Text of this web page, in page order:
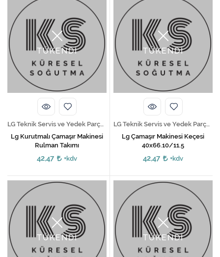
TÜKENDİ
LG Teknik Servis ve Yedek Parça Hizmetleri
Lg Kurutmalı Çamaşır Makinesi
Rulman Takımı
42,47 +kdv
TÜKENDİ
LG Teknik Servis ve Yedek Parça Hizmetleri
Lg Çamaşır Makinesi Keçesi
40x66.10/11.5
42,47 +kdv
TÜKENDİ TÜKENDİ